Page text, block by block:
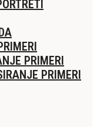
PRIMERI
PRIMERI